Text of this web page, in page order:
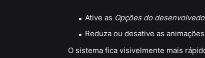
Ative as Opções do
Reduza ou desative as
O sistema fica visivelmente mais